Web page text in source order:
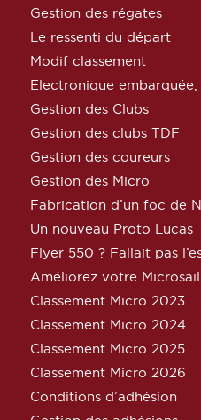
Gestion des régates
Le ressenti du départ
Modif classement
Electronique
Gestion des Clubs
Gestion des clubs TDF
Gestion des coureurs
Gestion des Micro
Fabrication d’un foc de
Un nouveau Proto Lucas
Flyer 550 ? Fallait pas
Améliorez votre Microsail
Classement Micro 2023
Classement Micro 2024
Classement Micro 2025
Classement Micro 2026
Conditions d’adhésion